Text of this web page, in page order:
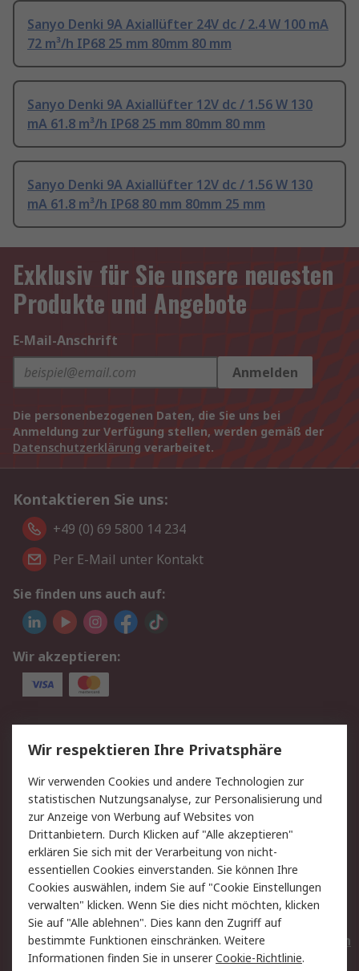
Sanyo Denki 9A Axiallüfter 24V dc / 2.4 W 100 mA
72 m³/h IP68 25 mm 80mm 80 mm
Sanyo Denki 9A Axiallüfter 12V dc / 1.56 W 130
mA 61.8 m³/h IP68 25 mm 80mm 80 mm
Sanyo Denki 9A Axiallüfter 12V dc / 1.56 W 130
mA 61.8 m³/h IP68 80 mm 80mm 25 mm
Exklusiv für Sie unsere neuesten
Produkte und Angebote
E-Mail-Anschrift
Anmelden
Die personenbezogenen Daten, die Sie uns bei
Anmeldung zur Verfügung stellen, werden gemäß der
Datenschutzerklärung verarbeitet.
Kontaktieren Sie uns:
+49 (0) 69 5800 14 234
Per E-Mail unter Kontakt
Sie finden uns auch auf:
Wir akzeptieren:
Service
Value Added Services
Lieferlösungen
Rücksendungen
Kontakt
Hilfe
Privatkunden
Rechtliches
AGB
Datenschutz
Cookie-Richtlinie
Zahlungsbedingungen
Copyright/Impressum
Entsorgung
Elektrogeräte/Batterien
Wir respektieren Ihre Privatsphäre
Wir verwenden Cookies und andere Technologien zur
statistischen Nutzungsanalyse, zur Personalisierung und
zur Anzeige von Werbung auf Websites von
Drittanbietern. Durch Klicken auf "Alle akzeptieren"
erklären Sie sich mit der Verarbeitung von nicht-
essentiellen Cookies einverstanden. Sie können Ihre
Cookies auswählen, indem Sie auf "Cookie Einstellungen
verwalten" klicken. Wenn Sie dies nicht möchten, klicken
Sie auf "Alle ablehnen". Dies kann den Zugriff auf
bestimmte Funktionen einschränken. Weitere
Informationen finden Sie in unsererCookie-Richtlinie.